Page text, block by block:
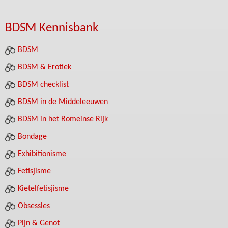
BDSM Kennisbank
BDSM
BDSM & Erotiek
BDSM checklist
BDSM in de Middeleeuwen
BDSM in het Romeinse Rijk
Bondage
Exhibitionisme
Fetisjisme
Kietelfetisjisme
Obsessies
Pijn & Genot